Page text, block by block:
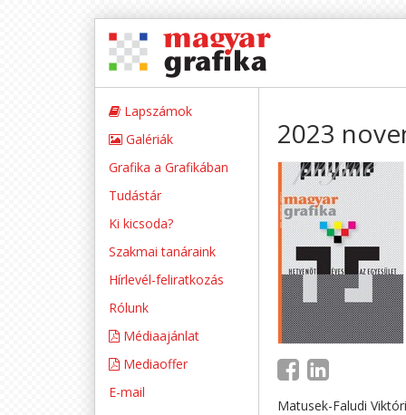
2023
Matusek-Faludi
Lapszámok
Galériák
Grafika a Grafikában
Tudástár
Ki kicsoda?
Szakmai tanáraink
Hírlevél-feliratkozás
Rólunk
Médiaajánlat
Mediaoffer
E-mail